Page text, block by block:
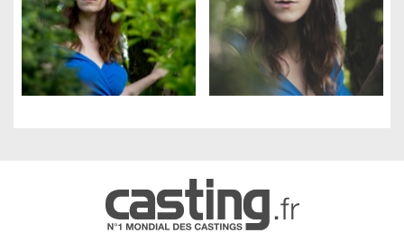
Gestion des cookies
Nous utilisons des cookies qui facilitent l'utilisation du site,
améliorent la performance et la sécurité du site internet.
Faites-nous part de vos préférences de cookies pour chaque
Mesure d'audience
Régies publicitaires